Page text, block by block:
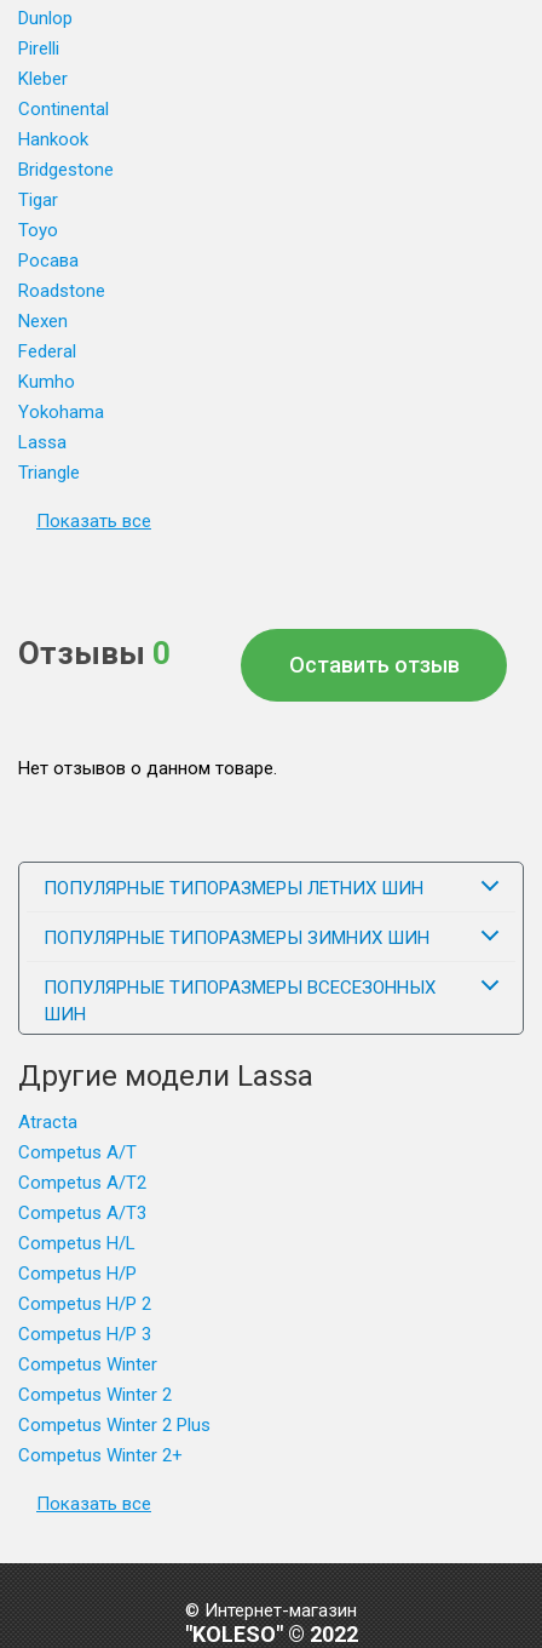
Dunlop
Pirelli
Kleber
Continental
Hankook
Bridgestone
Tigar
Toyo
Росава
Roadstone
Nexen
Federal
Kumho
Yokohama
Lassa
Triangle
Показать все
Отзывы 0 Оставить отзыв
Нет отзывов о данном товаре.
ПОПУЛЯРНЫЕ ТИПОРАЗМЕРЫ ЛЕТНИХ ШИН
ПОПУЛЯРНЫЕ ТИПОРАЗМЕРЫ ЗИМНИХ ШИН
ПОПУЛЯРНЫЕ ТИПОРАЗМЕРЫ ВСЕСЕЗОННЫХ
ШИН
Другие модели Lassa
Atracta
Competus A/T
Competus A/T2
Competus A/T3
Competus H/L
Competus H/P
Competus H/P 2
Competus H/P 3
Competus Winter
Competus Winter 2
Competus Winter 2 Plus
Competus Winter 2+
Показать все
© Интернет-магазин
"KOLESO" © 2022